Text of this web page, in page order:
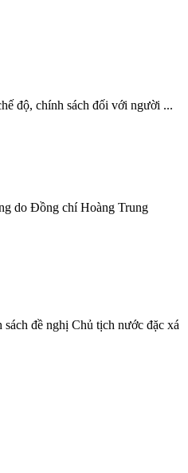
độ, chính sách đối với người ...
do Đồng chí Hoàng Trung
đề nghị Chủ tịch nước đặc xá